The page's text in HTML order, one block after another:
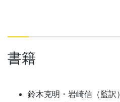
書籍
鈴木克明・岩崎信（監